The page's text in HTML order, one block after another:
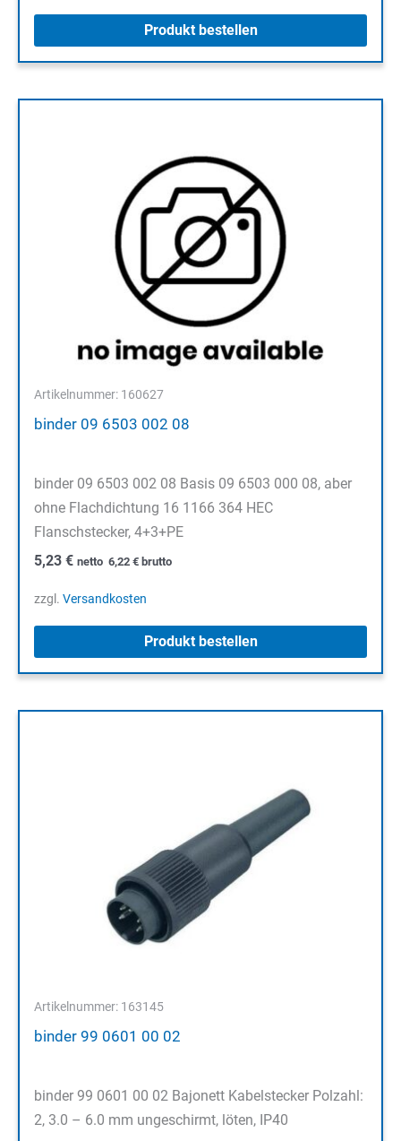
Produkt bestellen
Artikelnummer: 160627
binder 09 6503 002 08
binder 09 6503 002 08 Basis 09 6503 000 08, aber
ohne Flachdichtung 16 1166 364 HEC
Flanschstecker, 4+3+PE
5,23 € netto 6,22 € brutto
zzgl. Versandkosten
Produkt bestellen
Artikelnummer: 163145
binder 99 0601 00 02
binder 99 0601 00 02 Bajonett Kabelstecker Polzahl:
2, 3.0 – 6.0 mm ungeschirmt, löten, IP40